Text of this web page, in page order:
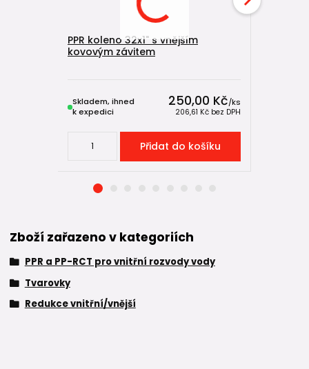
PPR koleno 32x1" s vnějším
kovovým závitem
250,00 Kč/ks
206,61 Kč bez DPH
Skladem, ihned
k expedici
Přidat do košíku
Zboží zařazeno v kategoriích
PPR a PP-RCT pro vnitřní rozvody vody
Tvarovky
Redukce vnitřní/vnější